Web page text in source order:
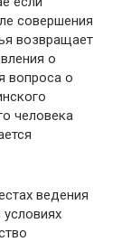
совершения
возвращает
о
вопроса о
человека
ведения